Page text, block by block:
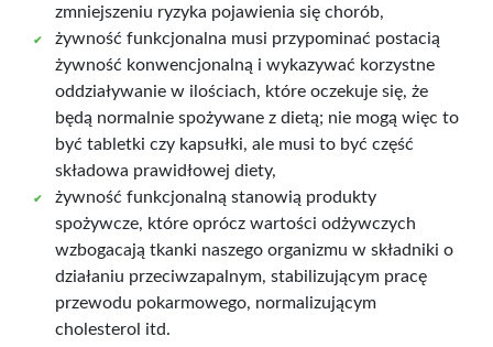
zmniejszeniu ryzyka pojawienia się chorób,
żywność funkcjonalna musi przypominać postacią
żywność konwencjonalną i wykazywać korzystne
oddziaływanie w ilościach, które oczekuje się, że
będą normalnie spożywane z dietą; nie mogą więc to
być tabletki czy kapsułki, ale musi to być część
składowa prawidłowej diety,
żywność funkcjonalną stanowią produkty
spożywcze, które oprócz wartości odżywczych
wzbogacają tkanki naszego organizmu w składniki o
działaniu przeciwzapalnym, stabilizującym pracę
przewodu pokarmowego, normalizującym
cholesterol itd.